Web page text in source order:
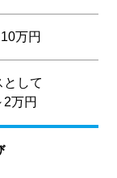
万円
として
2万円